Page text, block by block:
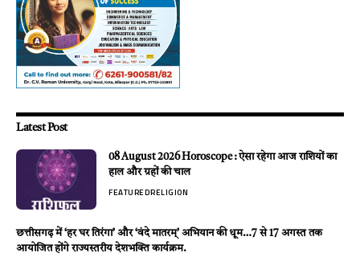
Latest Post
08 August 2026 Horoscope : ऐसा रहेगा आज राशियों का
हाल और ग्रहों की चाल
FEATUREDRELIGION
छत्तीसगढ़ में ‘हर घर तिरंगा’ और ‘वंदे मातरम्’ अभियान की धूम…7 से 17 अगस्त तक
आयोजित होंगे राज्यस्तरीय देशभक्ति कार्यक्रम.